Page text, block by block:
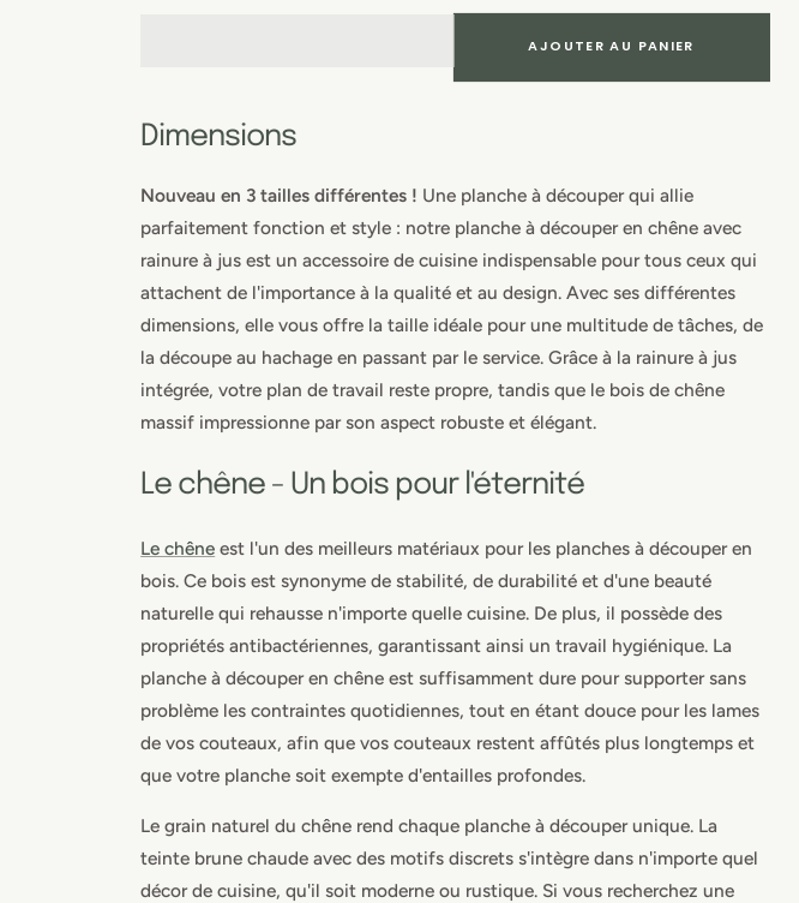
de
Planche
à
avec
rigole
à
jus
de
à
à
jus
AJOUTER AU PANIER
Dimensions
Nouveau en 3 tailles différentes ! Une planche à découper qui allie
parfaitement fonction et style : notre planche à découper en chêne avec
rainure à jus est un accessoire de cuisine indispensable pour tous ceux qui
attachent de l'importance à la qualité et au design. Avec ses différentes
dimensions, elle vous offre la taille idéale pour une multitude de tâches, de
la découpe au hachage en passant par le service. Grâce à la rainure à jus
intégrée, votre plan de travail reste propre, tandis que le bois de chêne
massif impressionne par son aspect robuste et élégant.
Le chêne - Un bois pour l'éternité
Le chêne est l'un des meilleurs matériaux pour les planches à découper en
bois. Ce bois est synonyme de stabilité, de durabilité et d'une beauté
naturelle qui rehausse n'importe quelle cuisine. De plus, il possède des
propriétés antibactériennes, garantissant ainsi un travail hygiénique. La
planche à découper en chêne est suffisamment dure pour supporter sans
problème les contraintes quotidiennes, tout en étant douce pour les lames
de vos couteaux, afin que vos couteaux restent affûtés plus longtemps et
que votre planche soit exempte d'entailles profondes.
Le grain naturel du chêne rend chaque planche à découper unique. La
teinte brune chaude avec des motifs discrets s'intègre dans n'importe quel
décor de cuisine, qu'il soit moderne ou rustique. Si vous recherchez une